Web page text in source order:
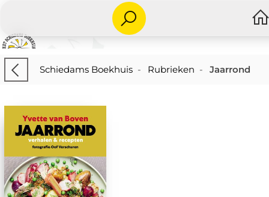
Schiedams Boekhuis- Rubrieken - Jaarrond